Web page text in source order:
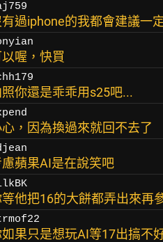
過iphone的我都會建議一
喔，快買
你還是乖乖用s25吧...
，因為換過來就回不去了
慮蘋果AI是在說笑吧
他把16的大餅都弄出來再
果只是想玩AI等17出搞不